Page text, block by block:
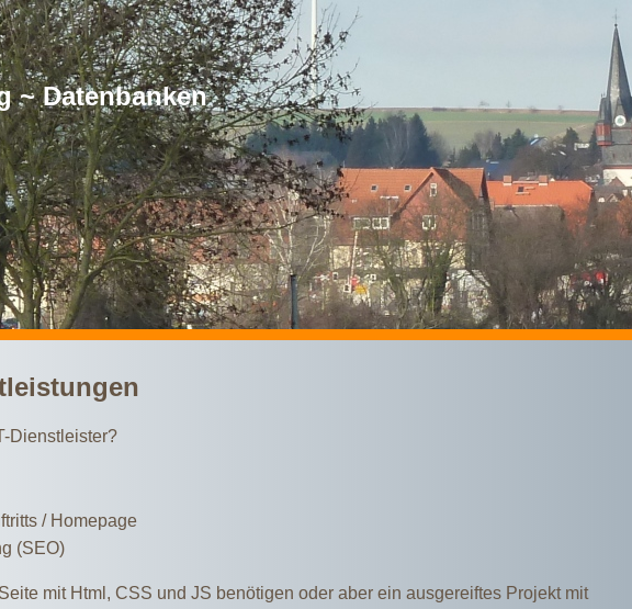
~ Datenbanken
Dienstleister?
/ Homepage
(SEO)
mit Html, CSS und JS benötigen oder aber ein ausgereiftes Projekt mit